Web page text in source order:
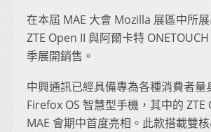
在本屆 MAE 大會 Mozilla 展區中所
ZTE Open II 與阿爾卡特
季展開銷售。
中興通訊已經具備專為各種消費者量
Firefox OS 智慧型手機，其中的 ZTE
MAE 會期中首度亮相。此款搭載雙